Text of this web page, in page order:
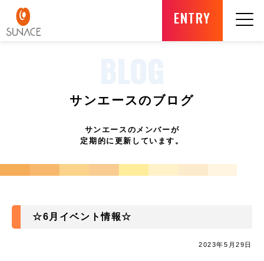
ENTRY
サンエースのブログ
サンエースのメンバーが
定期的に更新しています。
☆6月イベント情報☆
2023年5月29日